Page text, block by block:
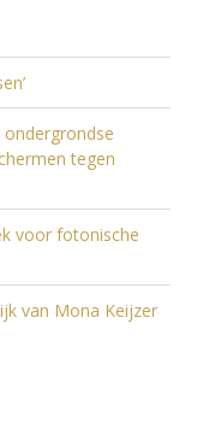
tegen
voor fotonische
van Mona Keijzer